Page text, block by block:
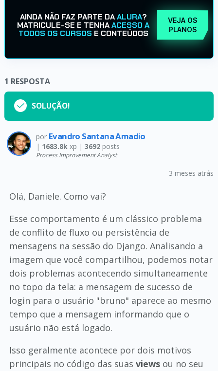
AINDA NÃO FAZ PARTE DAALURA?
MATRICULE-SE E TENHAACESSO A
TODOS OS CURSOS E CONTEÚDOS
VEJA OS
PLANOS
1 RESPOSTA
SOLUÇÃO!
por Evandro Santana Amadio
| 1683.8kxp | 3692posts
Process Improvement Analyst
3 meses atrás
Olá, Daniele. Como vai?
Esse comportamento é um clássico problema
de conflito de fluxo ou persistência de
mensagens na sessão do Django. Analisando a
imagem que você compartilhou, podemos notar
dois problemas acontecendo simultaneamente
no topo da tela: a mensagem de sucesso de
login para o usuário "bruno" aparece ao mesmo
tempo que a mensagem informando que o
usuário não está logado.
Isso geralmente acontece por dois motivos
principais no código das suas viewsou no seu